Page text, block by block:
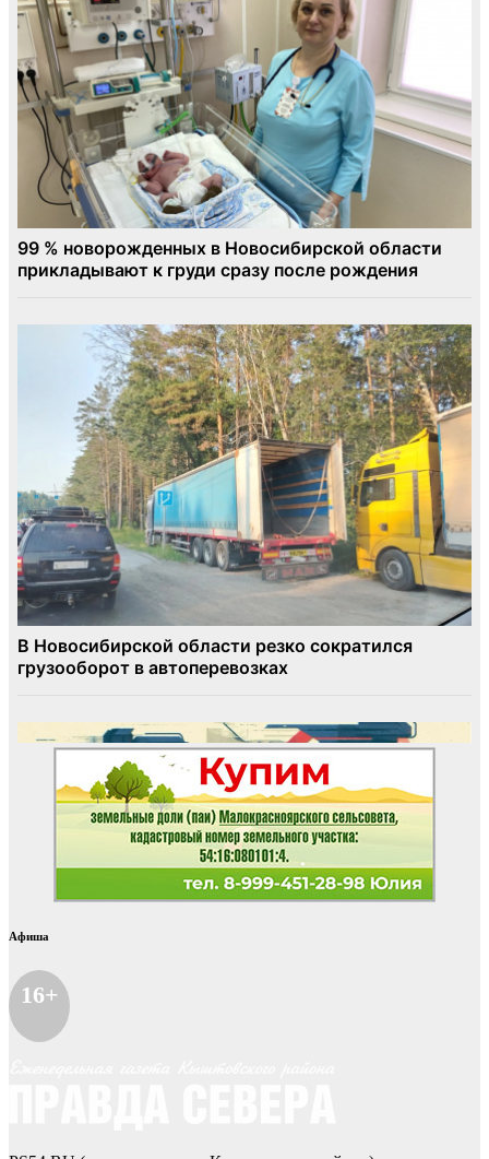
Афиша
16+